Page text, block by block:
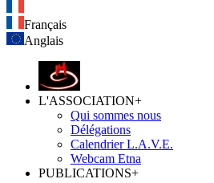
Français
Anglais
L'ASSOCIATION+
Qui sommes nous
Délégations
Calendrier L.A.V.E.
Webcam Etna
PUBLICATIONS+